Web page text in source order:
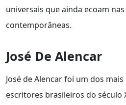
universais que ainda ecoam
contemporâneas.
José De Alencar
José de Alencar foi um dos
escritores brasileiros do século